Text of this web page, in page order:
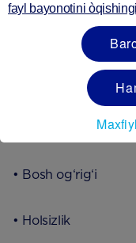
• Chanqoqni his
• Kamdan kam,
martadan kam).
• Bosh aylanishi
• Bosh og‘rig‘i
• Holsizlik
fayl bayonotini